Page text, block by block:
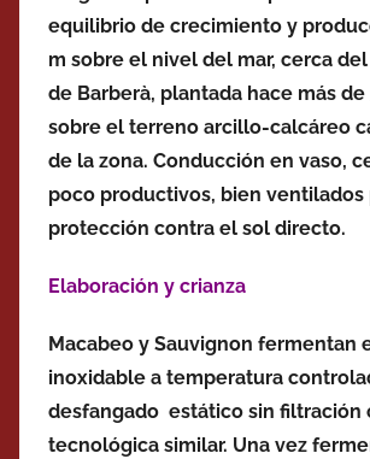
equilibrio de crecimiento y
m sobre el nivel del mar, cerca
de Barberà, plantada hace más de
sobre el terreno arcillo-calcáreo
de la zona. Conducción en vaso,
poco productivos, bien ventilados
protección contra el sol directo.
Elaboración y crianza
Macabeo y Sauvignon fermentan
inoxidable a temperatura
desfangado estático sin filtración
tecnológica similar. Una vez